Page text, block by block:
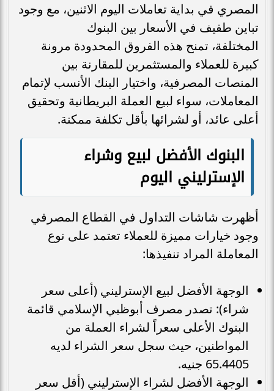
المصري في بداية تعاملات اليوم الاثنين، مع وجود
تباين طفيف في الأسعار بين البنوك
المختلفة، تمنح هذه الفروق المحدودة مرونة
كبيرة للعملاء والمستثمرين للمقارنة بين
المنصات المصرفية، واختيار البنك الأنسب لإتمام
المعاملات، سواء لبيع العملة البريطانية وتحقيق
أعلى عائد، أو لشرائها بأقل تكلفة ممكنة.
البنوك الأفضل لبيع وشراء
الإسترليني اليوم
أظهرت شاشات التداول في القطاع المصرفي
وجود خيارات مميزة للعملاء تعتمد على نوع
المعاملة المراد تنفيذها:
الوجهة الأفضل لبيع الإسترليني (أعلى سعر
شراء): تصدر مصرف أبوظبي الإسلامي قائمة
البنوك الأعلى سعراً لشراء العملة من
المواطنين، حيث سجل سعر الشراء لديه
65.4405 جنيه.
الوجهة الأفضل لشراء الإسترليني (أقل سعر